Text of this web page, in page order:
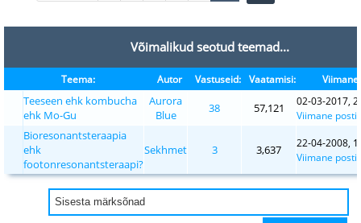
Võimalikud seotud teemad...
Teema: Autor Vastuseid: Vaatamisi:
Teeseen ehk kombucha
ehk Mo-Gu
Aurora
Blue
38 57,121
02-03-2017,
Viimane
Bioresonantsteraapia
ehk
footonresonantsteraapi?
Sekhmet 3 3,637
22-04-2008,
Viimane